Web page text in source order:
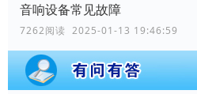
音响设备常见故障
7262阅读 2025-01-13 19:46:59